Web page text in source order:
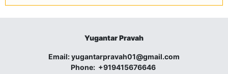
Yugantar Pravah
Email:yugantarpravah01@gmail.com
Phone: +919415676646